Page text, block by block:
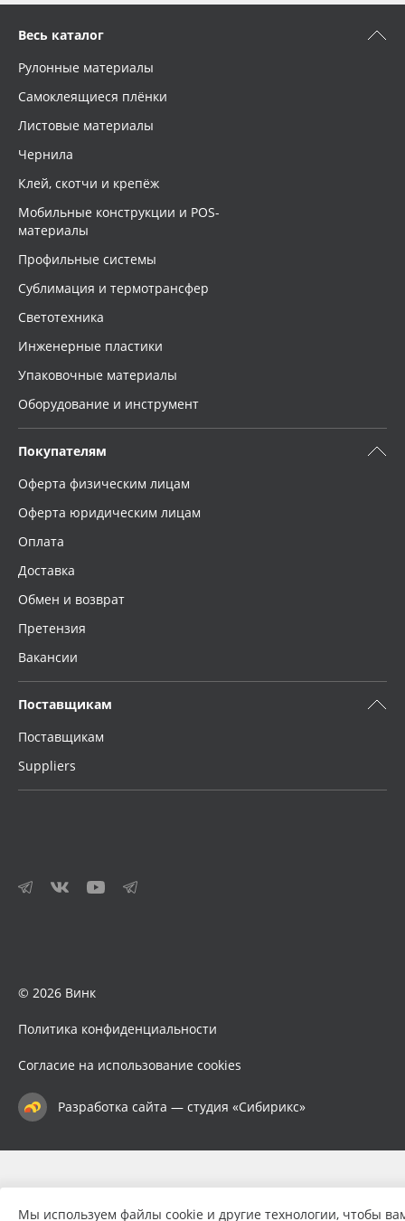
Весь каталог
Рулонные материалы
Самоклеящиеся плёнки
Листовые материалы
Чернила
Клей, скотчи и крепёж
Мобильные конструкции и POS-
материалы
Профильные системы
Сублимация и термотрансфер
Светотехника
Инженерные пластики
Упаковочные материалы
Оборудование и инструмент
Покупателям
Оферта физическим лицам
Оферта юридическим лицам
Оплата
Доставка
Обмен и возврат
Претензия
Вакансии
Поставщикам
Поставщикам
Suppliers
© 2026 Винк
Политика конфиденциальности
Согласие на использование cookies
Разработка сайта — студия «Сибирикс»
Мы используем файлы cookie и другие технологии, чтобы